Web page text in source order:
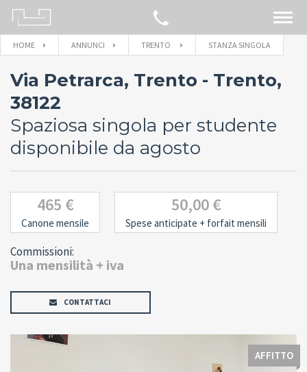
CERCA SULLA MAPPA
IMMOBILI
BLOG
CONTATTACI
HOME ANNUNCI TRENTO STANZA SINGOLA
Via Petrarca, Trento - Trento,
38122
Spaziosa singola per studente
disponibile da agosto
465 €
Canone mensile
50,00 €
Spese anticipate + forfait mensili
Commissioni:
Una mensilità + iva
CONTATTACI
AFFITTO